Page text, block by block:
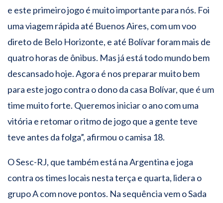
e este primeiro jogo é muito importante para nós. Foi
uma viagem rápida até Buenos Aires, com um voo
direto de Belo Horizonte, e até Bolívar foram mais de
quatro horas de ônibus. Mas já está todo mundo bem
descansado hoje. Agora é nos preparar muito bem
para este jogo contra o dono da casa Bolívar, que é um
time muito forte. Queremos iniciar o ano com uma
vitória e retomar o ritmo de jogo que a gente teve
teve antes da folga”, afirmou o camisa 18.
O Sesc-RJ, que também está na Argentina e joga
contra os times locais nesta terça e quarta, lidera o
grupo A com nove pontos. Na sequência vem o Sada